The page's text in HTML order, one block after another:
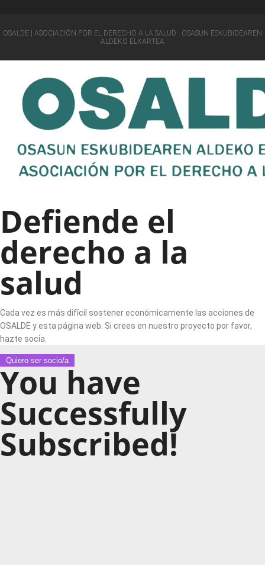
OSALDE | ASOCIACIÓN POR EL DERECHO A LA SALUD · OSASUN ESKUBIDEAREN
ALDEKO ELKARTEA
Defiende el
derecho a la
salud
Cada vez es más difícil sostener económicamente las acciones de
OSALDE y esta página web. Si crees en nuestro proyecto por favor,
hazte socia.
Quiero ser socio/a
You have
Successfully
Subscribed!